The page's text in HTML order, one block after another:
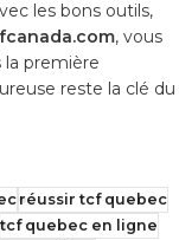
les bons outils,
, vous
la première
reste la clé du
réussir tcf quebec
tcf quebec en ligne